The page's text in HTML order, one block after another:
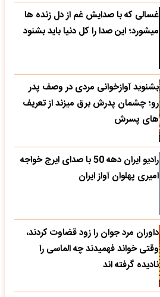
غسالی که با صدایش غم از دل زنده ها
میشورد؛ این صدا را کل دنیا باید بشنود
بشنوید آوازخوانی مردی در وصف پدر
رو؛ چشمان پدرش برق میزند از تعریف
های پسرش
رادیو ایران دهه 50 با صدای ایرج خواجه
امیری پهلوان آواز ایران
داوران مرد جوان را زود قضاوت کردند،
وقتی خواند فهمیدند چه الماسی را
نادیده گرفته اند